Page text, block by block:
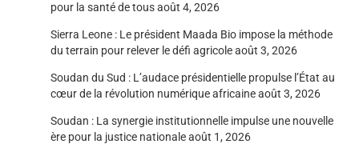
pour la santé de tousaoût 4, 2026
Sierra Leone : Le président Maada Bio impose la méthode
du terrain pour relever le défi agricoleaoût 3, 2026
Soudan du Sud : L’audace présidentielle propulse l’État au
cœur de la révolution numérique africaineaoût 3, 2026
Soudan : La synergie institutionnelle impulse une nouvelle
ère pour la justice nationaleaoût 1, 2026